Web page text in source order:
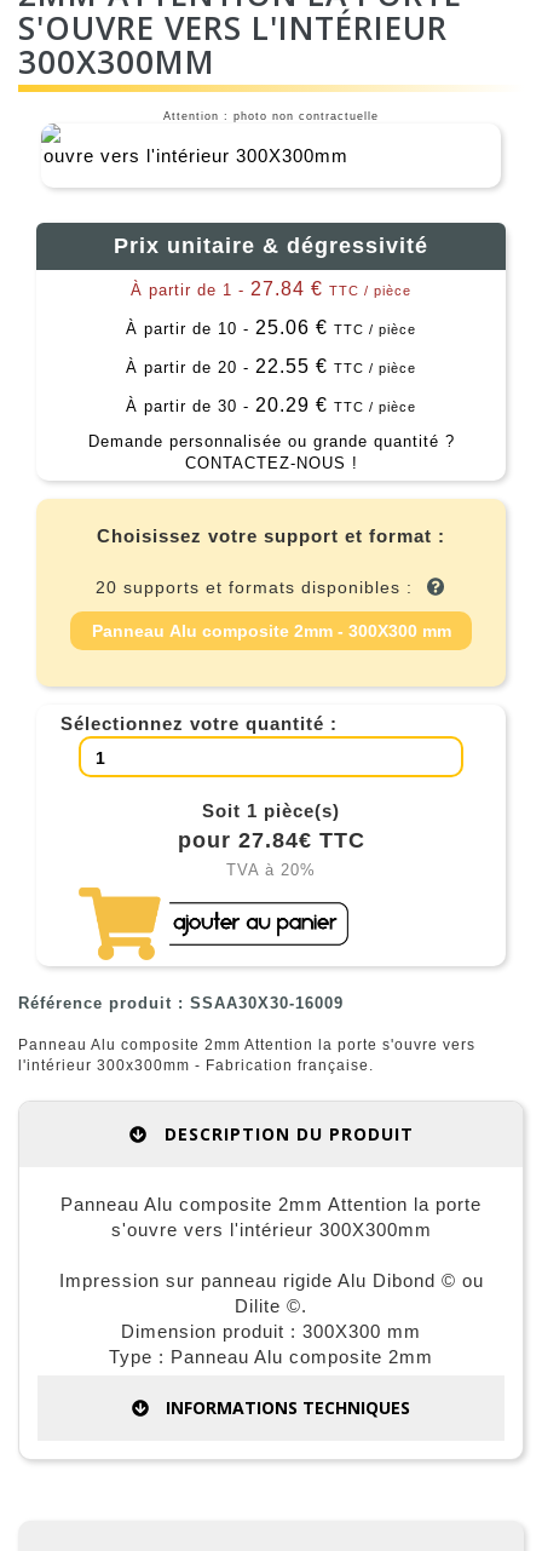
S'OUVRE VERS L'INTÉRIEUR
300X300MM
Attention : photo non contractuelle
Prix unitaire & dégressivité
À partir de 1 - 27.84 € TTC / pièce
À partir de 10 - 25.06 € TTC / pièce
À partir de 20 - 22.55 € TTC / pièce
À partir de 30 - 20.29 € TTC / pièce
Demande personnalisée ou grande quantité ?
CONTACTEZ-NOUS !
Choisissez votre support et format :
20 supports et formats disponibles :
Panneau Alu composite 2mm - 300X300 mm
Sélectionnez votre quantité :
Soit 1 pièce(s)
pour 27.84€ TTC
TVA à 20%
Référence produit : SSAA30X30-16009
Panneau Alu composite 2mm Attention la porte s'ouvre vers
l'intérieur 300x300mm - Fabrication française.
DESCRIPTION DU PRODUIT
Panneau Alu composite 2mm Attention la porte
s'ouvre vers l'intérieur 300X300mm
Impression sur panneau rigide Alu Dibond © ou
Dilite ©.
Dimension produit : 300X300 mm
Type : Panneau Alu composite 2mm
INFORMATIONS TECHNIQUES